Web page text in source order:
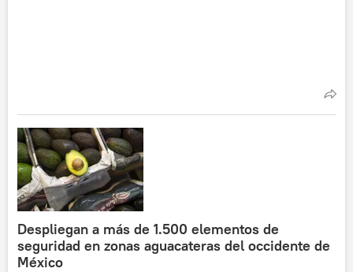
Despliegan a más de 1.500 elementos de
seguridad en zonas aguacateras del occidente de
México